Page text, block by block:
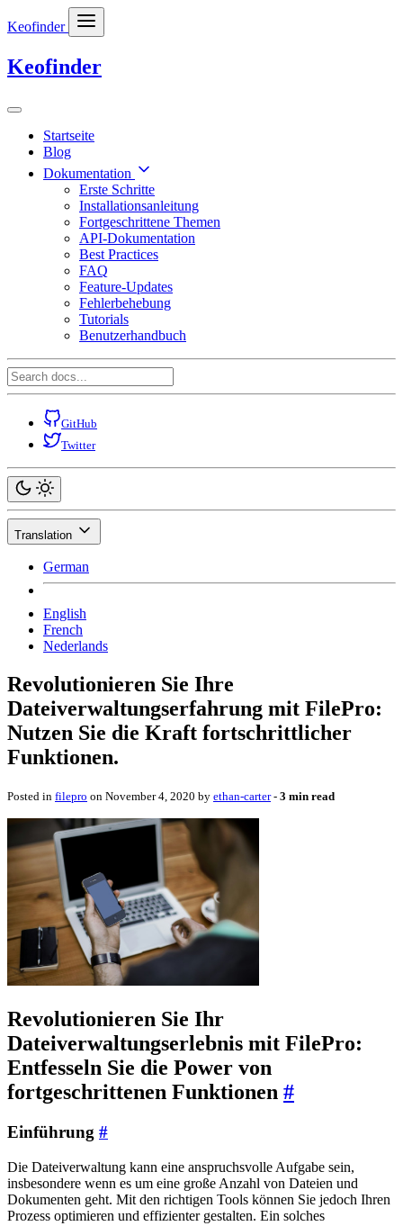
Keofinder
Keofinder
Startseite
Blog
Dokumentation
Erste Schritte
Installationsanleitung
Fortgeschrittene Themen
API-Dokumentation
Best Practices
FAQ
Feature-Updates
Fehlerbehebung
Tutorials
Benutzerhandbuch
GitHub
Twitter
Translation
German
English
French
Nederlands
Revolutionieren Sie Ihre
Dateiverwaltungserfahrung mit FilePro:
Nutzen Sie die Kraft fortschrittlicher
Funktionen.
Posted in filepro on November 4, 2020 by ethan-carter‐ 3 min read
Revolutionieren Sie Ihr
Dateiverwaltungserlebnis mit FilePro:
Entfesseln Sie die Power von
fortgeschrittenen Funktionen #
Einführung #
Die Dateiverwaltung kann eine anspruchsvolle Aufgabe sein,
insbesondere wenn es um eine große Anzahl von Dateien und
Dokumenten geht. Mit den richtigen Tools können Sie jedoch Ihren
Prozess optimieren und effizienter gestalten. Ein solches